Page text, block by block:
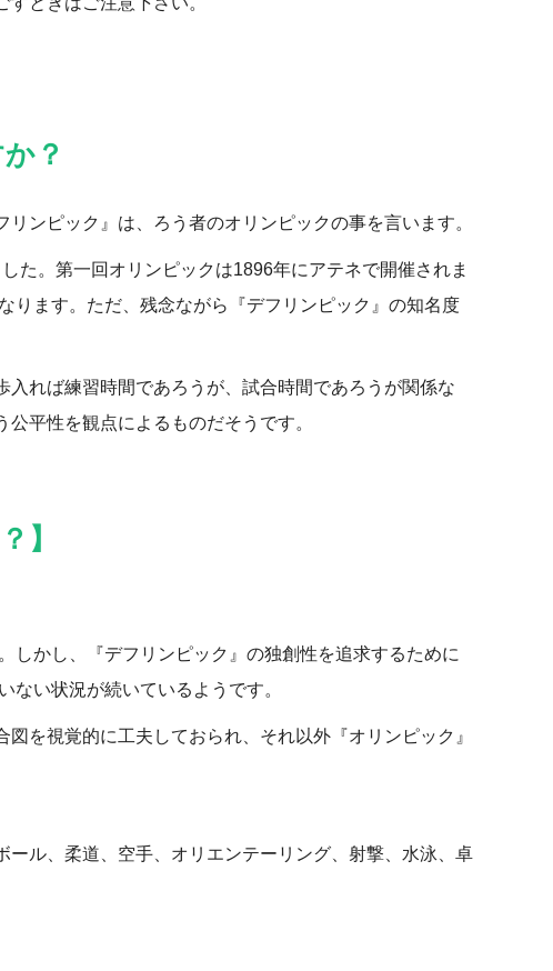
？
ンピック』は、ろう者のオリンピックの事を言います。
た。第一回オリンピックは1896年にアテネで開催されま
ります。ただ、残念ながら『デフリンピック』の知名度
れば練習時間であろうが、試合時間であろうが関係な
平性を観点によるものだそうです。
】
しかし、『デフリンピック』の独創性を追求するために
い状況が続いているようです。
を視覚的に工夫しておられ、それ以外『オリンピック』
ル、柔道、空手、オリエンテーリング、射撃、水泳、卓